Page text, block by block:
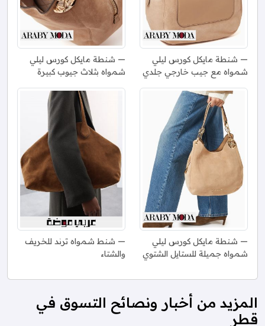
شنطة مايكل كورس ليلي
شمواه مع جيب خارجي جلدي
شنطة مايكل كورس ليلي
شمواه بثلاث جيوب كبيرة
شنطة مايكل كورس ليلي
شمواه جميلة للستايل الشتوي
شنط شمواه ترند للخريف
والشتاء
المزيد من أخبار ونصائح التسوق في
قطر